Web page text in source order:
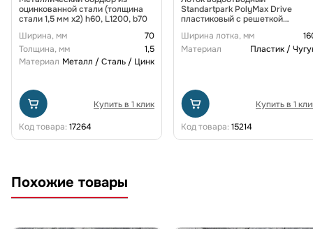
оцинкованной стали (толщина
стали 1,5 мм x2) h60, L1200, b70
Ширина, мм
70
Толщина, мм
1,5
Материал Металл / Сталь / Цинк
Купить в 1 клик
Код товара: 17264
Standartpark PolyMax Drive
пластиковый с решеткой
(комплект) 0805034-М
Ширина лотка, мм
Материал
Пластик /
Купить в 1
Код товара: 15214
Похожие товары